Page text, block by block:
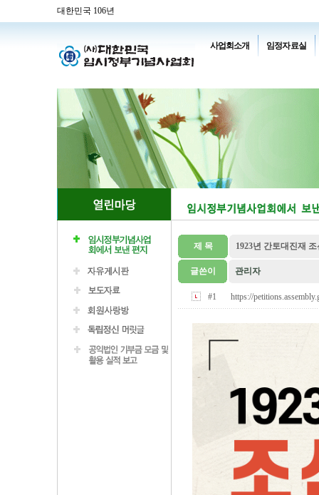
대한민국 106년
사업회소개 임정자료실
제 목 1923년 간토대진재
글쓴이 관리자
#1 https://